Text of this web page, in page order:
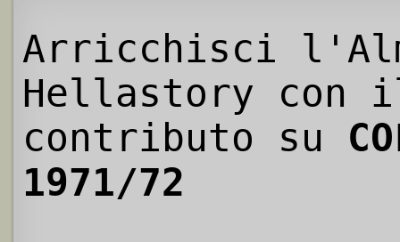
Arricchisci
Hellastory con
contributo su
1971/72